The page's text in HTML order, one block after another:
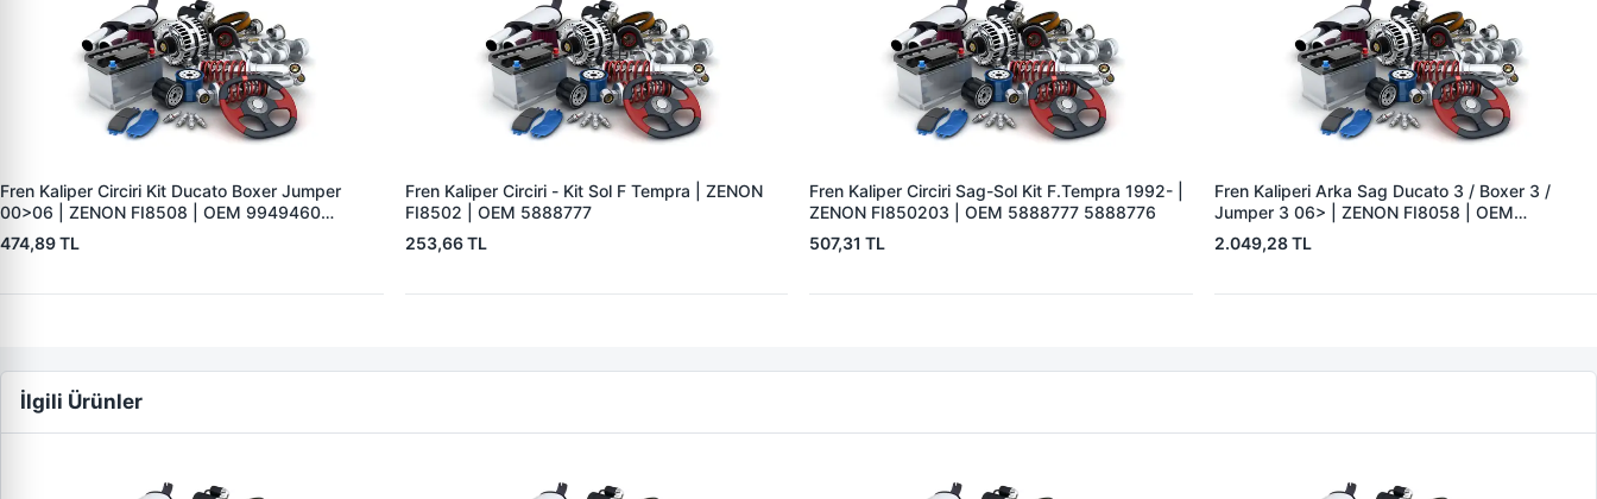
Fren Kaliper Circiri Kit Ducato Boxer Jumper
00>06 | ZENON FI8508 | OEM 9949460
7368325 4310.82
474,89 TL
Fren Kaliper Circiri - Kit Sol F Tempra | ZENON
FI8502 | OEM 5888777
253,66 TL
Fren Kaliper Circiri Sag-Sol Kit F.Tempra 1992- |
ZENON FI850203 | OEM 5888777 5888776
507,31 TL
Fren Kaliperi Arka Sag Ducato 3 / Boxer 3 /
Jumper 3 06> | ZENON FI8058 | OEM
77364133
2.049,28 TL
İlgili Ürünler